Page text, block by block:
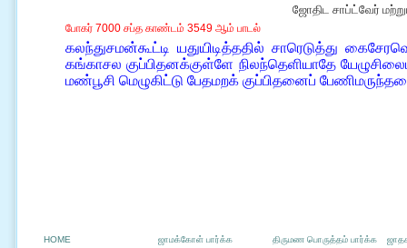
ஜோதிட சாப்ட்வேர்
போகர் 7000 சப்த காண்டம் 3549 ஆம் பாடல்
கலந்துசமன்கூட்டி யதுயிடித்ததில் சாரெடுத்து
கங்காசல குப்பிதனக்குள்ளே நிலந்தெளியாதே
மண்பூசி மெழுகிட்டு பேதமறக் குப்பிதனைப்
HOME ஜாமக்கோள் பார்க்க திருமண பொருத்தம் பார்க்க